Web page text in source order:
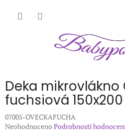
Deka mikrovlákno
fuchsiová
07005-OVECKAFUCHA
Průměrné
Neohodnoceno Podrobnosti